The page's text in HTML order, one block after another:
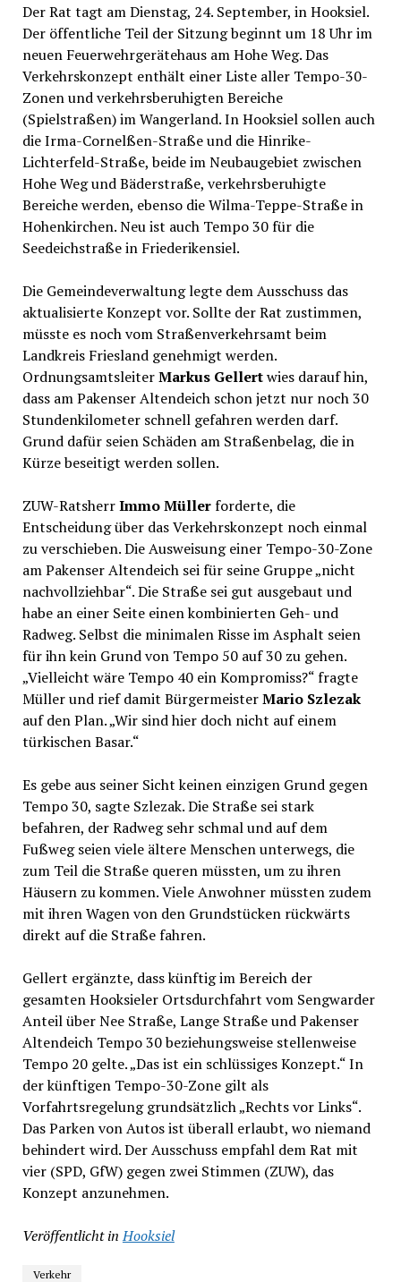
Der Rat tagt am Dienstag, 24. September, in Hooksiel.
Der öffentliche Teil der Sitzung beginnt um 18 Uhr im
neuen Feuerwehrgerätehaus am Hohe Weg. Das
Verkehrskonzept enthält einer Liste aller Tempo-30-
Zonen und verkehrsberuhigten Bereiche
(Spielstraßen) im Wangerland. In Hooksiel sollen auch
die Irma-Cornelßen-Straße und die Hinrike-
Lichterfeld-Straße, beide im Neubaugebiet zwischen
Hohe Weg und Bäderstraße, verkehrsberuhigte
Bereiche werden, ebenso die Wilma-Teppe-Straße in
Hohenkirchen. Neu ist auch Tempo 30 für die
Seedeichstraße in Friederikensiel.
Die Gemeindeverwaltung legte dem Ausschuss das
aktualisierte Konzept vor. Sollte der Rat zustimmen,
müsste es noch vom Straßenverkehrsamt beim
Landkreis Friesland genehmigt werden.
OrdnungsamtsleiterMarkus Gellertwies darauf hin,
dass am Pakenser Altendeich schon jetzt nur noch 30
Stundenkilometer schnell gefahren werden darf.
Grund dafür seien Schäden am Straßenbelag, die in
Kürze beseitigt werden sollen.
ZUW-RatsherrImmo Müllerforderte, die
Entscheidung über das Verkehrskonzept noch einmal
zu verschieben. Die Ausweisung einer Tempo-30-Zone
am Pakenser Altendeich sei für seine Gruppe „nicht
nachvollziehbar“. Die Straße sei gut ausgebaut und
habe an einer Seite einen kombinierten Geh- und
Radweg. Selbst die minimalen Risse im Asphalt seien
für ihn kein Grund von Tempo 50 auf 30 zu gehen.
„Vielleicht wäre Tempo 40 ein Kompromiss?“ fragte
Müller und rief damit BürgermeisterMario Szlezak
auf den Plan. „Wir sind hier doch nicht auf einem
türkischen Basar.“
Es gebe aus seiner Sicht keinen einzigen Grund gegen
Tempo 30, sagte Szlezak. Die Straße sei stark
befahren, der Radweg sehr schmal und auf dem
Fußweg seien viele ältere Menschen unterwegs, die
zum Teil die Straße queren müssten, um zu ihren
Häusern zu kommen. Viele Anwohner müssten zudem
mit ihren Wagen von den Grundstücken rückwärts
direkt auf die Straße fahren.
Gellert ergänzte, dass künftig im Bereich der
gesamten Hooksieler Ortsdurchfahrt vom Sengwarder
Anteil über Nee Straße, Lange Straße und Pakenser
Altendeich Tempo 30 beziehungsweise stellenweise
Tempo 20 gelte. „Das ist ein schlüssiges Konzept.“ In
der künftigen Tempo-30-Zone gilt als
Vorfahrtsregelung grundsätzlich „Rechts vor Links“.
Das Parken von Autos ist überall erlaubt, wo niemand
behindert wird. Der Ausschuss empfahl dem Rat mit
vier (SPD, GfW) gegen zwei Stimmen (ZUW), das
Konzept anzunehmen.
Veröffentlicht in Hooksiel
Verkehr